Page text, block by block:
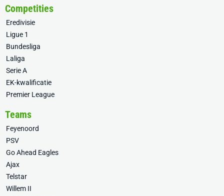
Competities
Eredivisie
Ligue 1
Bundesliga
Laliga
Serie A
EK-kwalificatie
Premier League
Teams
Feyenoord
PSV
Go Ahead Eagles
Ajax
Telstar
Willem II